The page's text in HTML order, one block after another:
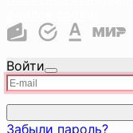
Войти
Забыли пароль?